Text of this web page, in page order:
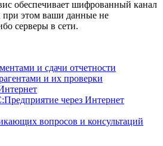
обеспечивает шифрованный канал
при этом ваши данные не
серверы в сети.
и сдачи отчетности
и их проверки
через Интернет
вопросов и консультаций